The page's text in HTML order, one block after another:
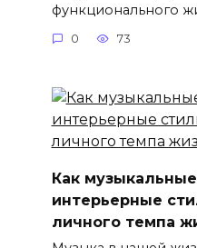
функционального
0 73
Как
интерьерные
личного темпа